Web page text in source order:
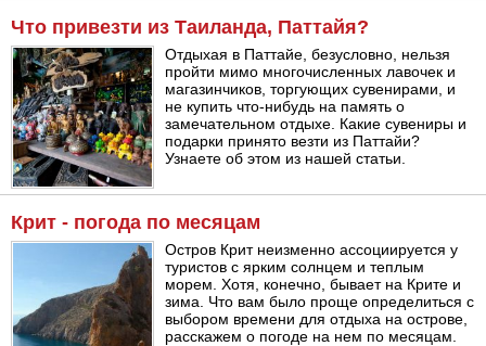
Что привезти из Таиланда, Паттайя?
Отдыхая в Паттайе, безусловно, нельзя
пройти мимо многочисленных лавочек и
магазинчиков, торгующих сувенирами, и
не купить что-нибудь на память о
замечательном отдыхе. Какие сувениры и
подарки принято везти из Паттайи?
Узнаете об этом из нашей статьи.
Крит - погода по месяцам
Остров Крит неизменно ассоциируется у
туристов с ярким солнцем и теплым
морем. Хотя, конечно, бывает на Крите и
зима. Что вам было проще определиться с
выбором времени для отдыха на острове,
расскажем о погоде на нем по месяцам.